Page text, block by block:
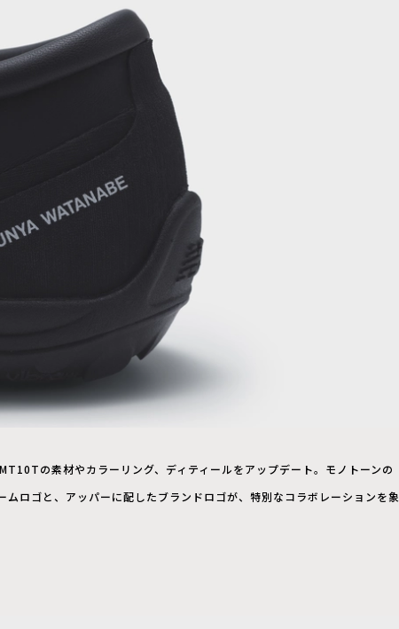
の素材やカラーリング、ディティールをアップデート。モノトーンの
ロゴと、アッパーに配したブランドロゴが、特別なコラボレーションを象